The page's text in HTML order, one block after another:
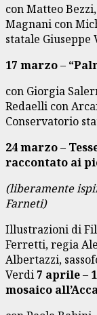
con Matteo
Magnani con
statale Giuseppe
17 marzo–
con Giorgia
Redaelli con
Conservatorio
24 marzo–
raccontato ai
(liberamente
Farneti)
Illustrazioni di
Ferretti, regia
Albertazzi,
Verdi 7 aprile–
mosaico